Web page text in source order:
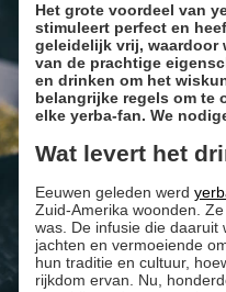
Het grote voordeel van
stimuleert perfect en
geleidelijk vrij, waardoor
van de prachtige
en drinken om het
belangrijke regels om te
elke yerba-fan. We
Wat levert het
Eeuwen geleden werd
Zuid-Amerika woonden.
was. De infusie die
jachten en vermoeiende
hun traditie en cultuur,
rijkdom ervan. Nu,